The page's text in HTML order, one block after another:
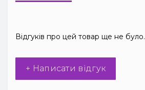
Відгуків про цей товар ще не було.
+ Написати відгук